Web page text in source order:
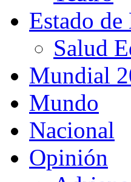
Estado
Salud
Mundial
Mundo
Nacional
Opinión